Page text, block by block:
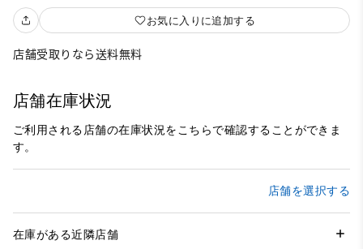
お気に入りに追加する
店舗受取りなら送料無料
店舗在庫状況
ご利用される店舗の在庫状況をこちらで確認することができま
す。
店舗を選択する
在庫がある近隣店舗